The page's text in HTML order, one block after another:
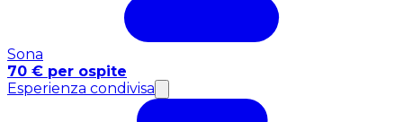
Sona
70 € per ospite
Esperienza condivisa